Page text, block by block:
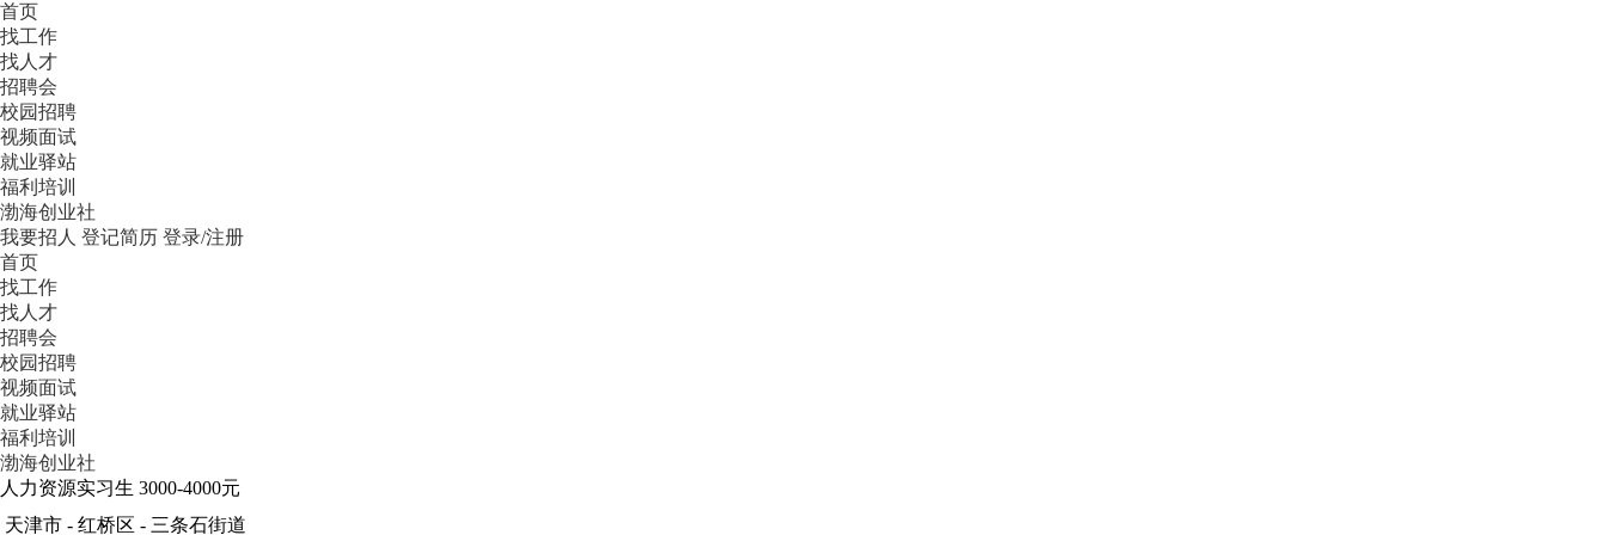
首页
找工作
找人才
招聘会
校园招聘
视频面试
就业驿站
福利培训
渤海创业社
我要招人 登记简历 登录/注册
首页
找工作
找人才
招聘会
校园招聘
视频面试
就业驿站
福利培训
渤海创业社
人力资源实习生 3000-4000元
天津市 - 红桥区 - 三条石街道